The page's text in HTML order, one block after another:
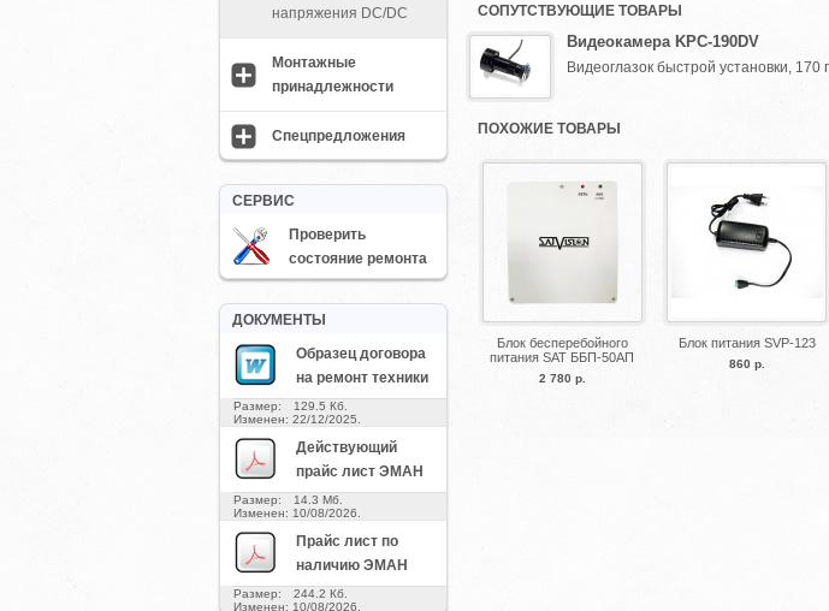
напряжения DC/DC
Монтажные
принадлежности
Спецпредложения
СЕРВИС
Проверить
состояние ремонта
ДОКУМЕНТЫ
Образец договора
на ремонт техники
Размер: 129.5 Кб.
Изменен: 22/12/2025.
Действующий
прайс лист ЭМАН
Размер: 14.3 Мб.
Изменен: 10/08/2026.
Прайс лист по
наличию ЭМАН
Размер: 244.2 Кб.
Изменен: 10/08/2026.
СОПУТСТВУЮЩИЕ ТОВАРЫ
Видеокамера KPC-190DV
Видеоглазок быстрой установки, 170
ПОХОЖИЕ ТОВАРЫ
Блок бесперебойного
питания SAT ББП-50АП
2 780 р.
Блок питания SVP-123
860 р.